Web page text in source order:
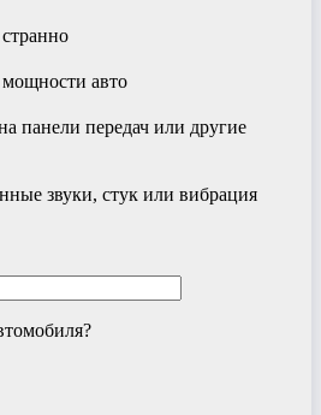
авто
панели передач или другие
звуки, стук или вибрация